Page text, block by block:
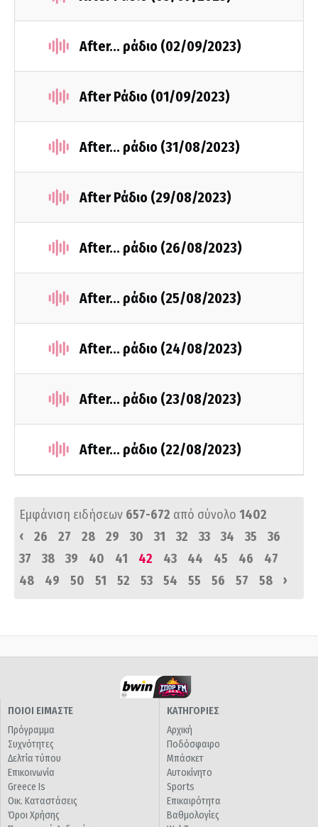
After... ράδιο (02/09/2023)
After Ράδιο (01/09/2023)
After... ράδιο (31/08/2023)
After Ράδιο (29/08/2023)
After... ράδιο (26/08/2023)
After... ράδιο (25/08/2023)
After... ράδιο (24/08/2023)
After... ράδιο (23/08/2023)
After... ράδιο (22/08/2023)
Εμφάνιση ειδήσεων 657-672 από σύνολο 1402
‹
26 27 28 29 30 31 32 33 34 35
36
37
38 39 40 41 42 43 44 45 46
47
48
49 50 51 52 53 54 55 56 57 58 ›
ΠΟΙΟΙ ΕΙΜΑΣΤΕ
Πρόγραμμα
Συχνότητες
Δελτία τύπου
Επικοινωνία
Greece Is
Οικ. Καταστάσεις
Όροι Χρήσης
ΚΑΤΗΓΟΡΙΕΣ
Αρχική
Ποδόσφαιρο
Μπάσκετ
Αυτοκίνητο
Sports
Επικαιρότητα
Βαθμολογίες